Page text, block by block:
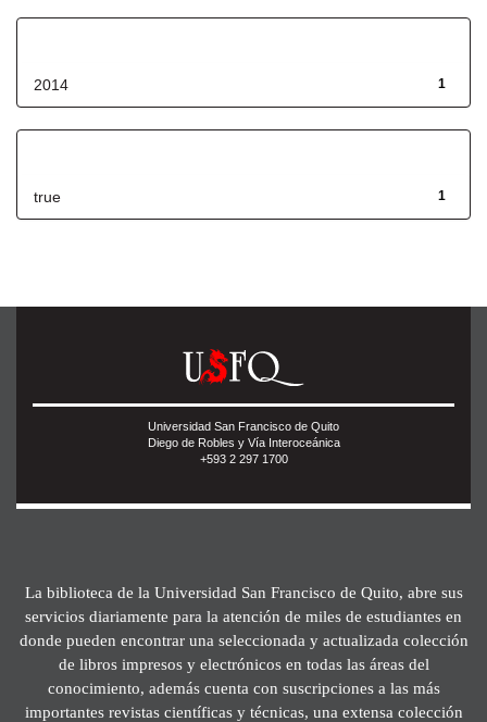
1
2014
1
true
Universidad San Francisco de Quito
Diego de Robles y Vía Interoceánica
+593 2 297 1700
La biblioteca de la Universidad San Francisco de Quito, abre sus
servicios diariamente para la atención de miles de estudiantes en
donde pueden encontrar una seleccionada y actualizada colección
de libros impresos y electrónicos en todas las áreas del
conocimiento, además cuenta con suscripciones a las más
importantes revistas científicas y técnicas, una extensa colección